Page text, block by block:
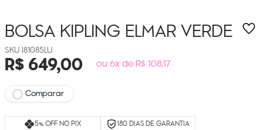
BOLSA KIPLING ELMARVERDE
I81085LU
R$649,00 ou 6x de R$ 108,17
Comparar
5% OFF NO PIX 180 DIAS DE GARANTIA